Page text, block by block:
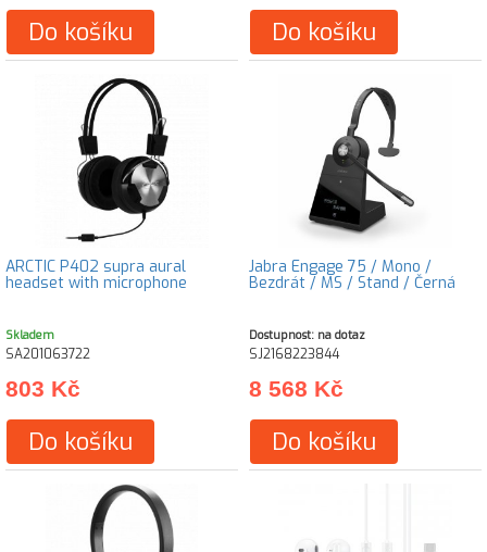
Do košíku Do košíku
ARCTIC P402 supra aural
headset with microphone
Skladem
SA201063722
803 Kč
Do košíku
Jabra Engage 75 / Mono /
Bezdrát / MS / Stand / Černá
Dostupnost: na dotaz
SJ2168223844
8 568 Kč
Do košíku